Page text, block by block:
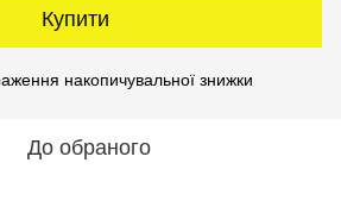
Купити
накопичувальної знижки
До обраного